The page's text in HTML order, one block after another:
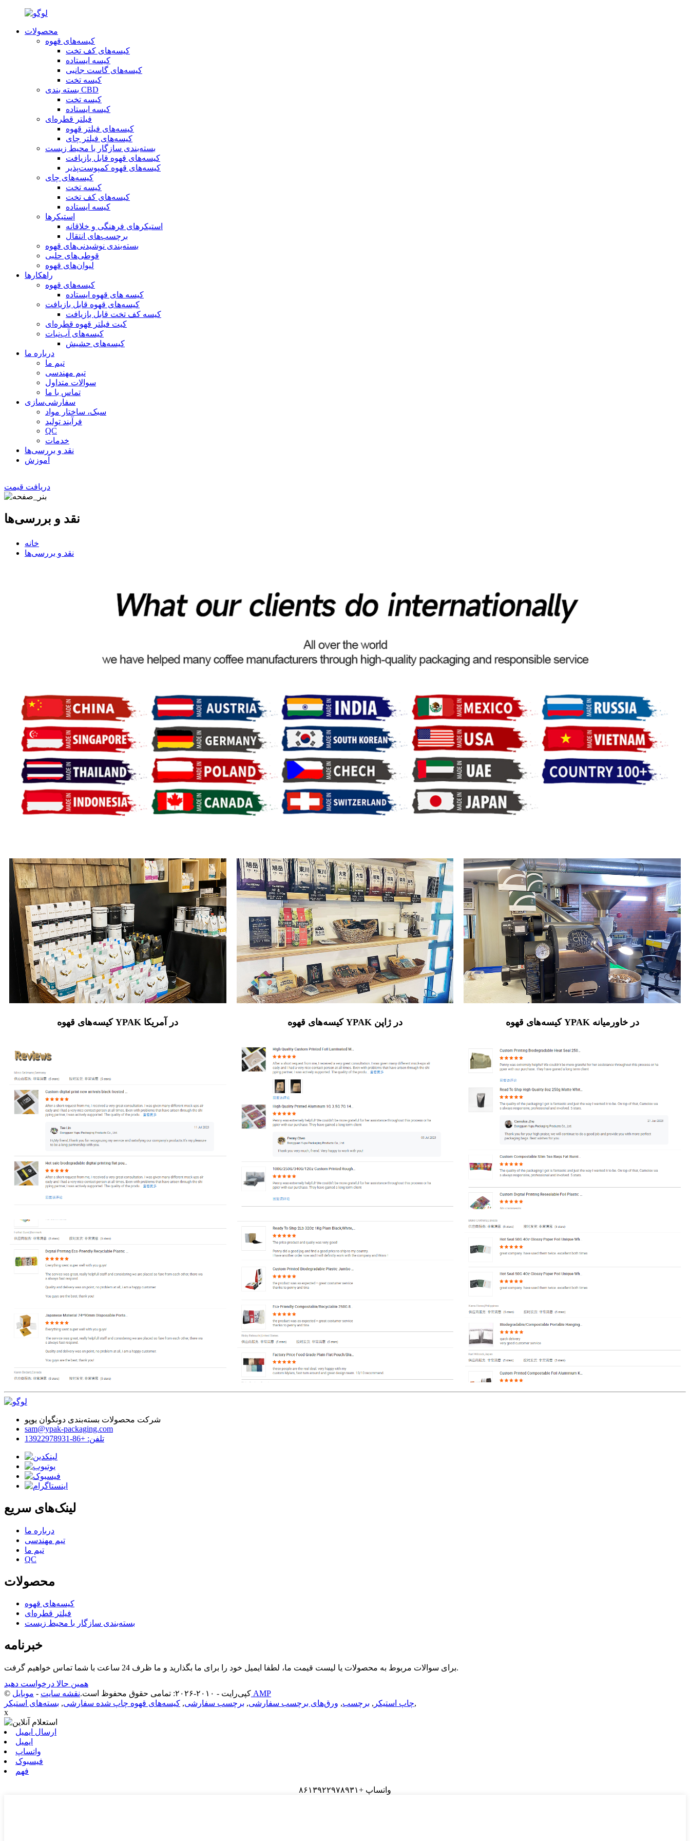
محصولات
کیسه‌های قهوه
کیسه‌های کف تخت
کیسه ایستاده
کیسه‌های گاست جانبی
کیسه تخت
بسته بندی CBD
کیسه تخت
کیسه ایستاده
فیلتر قطره‌ای
کیسه‌های فیلتر قهوه
کیسه‌های فیلتر چای
بسته‌بندی سازگار با محیط زیست
کیسه‌های قهوه قابل بازیافت
کیسه‌های قهوه کمپوست‌پذیر
کیسه‌های چای
کیسه تخت
کیسه‌های کف تخت
کیسه ایستاده
استیکرها
استیکرهای فرهنگی و خلاقانه
برچسب‌های انتقال
بسته‌بندی نوشیدنی‌های قهوه
قوطی‌های حلبی
لیوان‌های قهوه
راهکارها
کیسه‌های قهوه
کیسه های قهوه ایستاده
کیسه‌های قهوه قابل بازیافت
کیسه کف تخت قابل بازیافت
کیت فیلتر قهوه قطره‌ای
کیسه‌های آب‌نبات
کیسه‌های حشیش
درباره ما
تیم ما
تیم مهندسی
سوالات متداول
تماس با ما
سفارشی‌سازی
سبک، ساختار مواد
فرآیند تولید
QC
خدمات
نقد و بررسی‌ها
آموزش
دریافت قیمت
نقد و بررسی‌ها
خانه
نقد و بررسی‌ها
کیسه‌های قهوه YPAK در آمریکا کیسه‌های قهوه YPAK در ژاپن کیسه‌های قهوه YPAK در خاورمیانه
شرکت محصولات بسته‌بندی دونگوان یوپو
sam@ypak-packaging.com
تلفن: +86-13922978931
لینک‌های سریع
درباره ما
تیم مهندسی
تیم ما
QC
محصولات
کیسه‌های قهوه
فیلتر قطره‌ای
بسته‌بندی سازگار با محیط زیست
خبرنامه
برای سوالات مربوط به محصولات یا لیست قیمت ما، لطفا ایمیل خود را برای ما بگذارید و ما ظرف 24 ساعت با شما تماس خواهیم گرفت.
همین حالا درخواست دهید
© کپی‌رایت - ۲۰۱۰-۲۰۲۶: تمامی حقوق محفوظ است.
نقشه سایت -
موبایل AMP
چاپ استیکر , برچسب, ورق‌های برچسب سفارشی, برچسب سفارشی, کیسه‌های قهوه چاپ شده سفارشی, بسته‌های استیکر
,
x
ارسال ایمیل
ایمیل
واتساپ
فیسبوک
فهم
واتساپ +۸۶۱۳۹۲۲۹۷۸۹۳۱